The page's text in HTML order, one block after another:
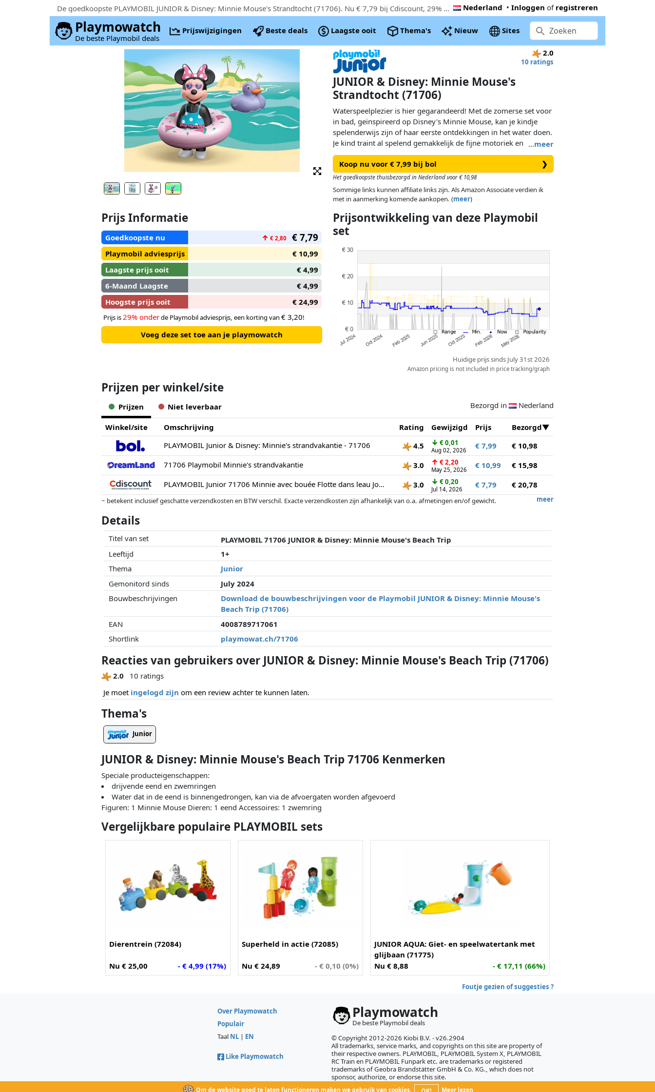
De goedkoopste PLAYMOBIL JUNIOR & Disney: Minnie Mouse's Strandtocht (71706). Nu € 7,79 bij Cdiscount, 29% onder de Playmobil adviesprijs Nederland • Inloggen of registreren
Playmowatch
De beste Playmobil deals
Prijswijzigingen Beste deals Laagste ooit Thema's Nieuw Sites
2.0
10 ratings
JUNIOR & Disney: Minnie Mouse's
Strandtocht (71706)
…meer
Waterspeelplezier is hier gegarandeerd! Met de zomerse set voor
in bad, geïnspireerd op Disney's Minnie Mouse, kan je kindje
spelenderwijs zijn of haar eerste ontdekkingen in het water doen.
Je kind traint al spelend gemakkelijk de fijne motoriek en
eventuele angst voor water zal in een mum van tijd verdwijnen.
Laat jouw kind samen met Minnie Mouse een zomerse badtrip
maken in de badkuip. Minnie springt snel in haar schattige
watermeloenzwemring en het plezier kan beginnen. Een
spelen. Wie kan beter duiken?
Koop nu voor € 7,99 bij bol ❯
Het goedkoopste thuisbezorgd in Nederland voor € 10,98
Sommige links kunnen affiliate links zijn. Als Amazon Associate verdien ik
met in aanmerking komende aankopen. (meer)
Prijs Informatie
Goedkoopste nu ↑ € 2,80 € 7,79
Playmobil adviesprijs
€ 10,99
Laagste prijs ooit
€ 4,99
6-Maand Laagste
€ 4,99
Hoogste prijs ooit
€ 24,99
Prijs is 29% onderde Playmobil adviesprijs, een korting van € 3,20!
Voeg deze set toe aan je playmowatch
Prijsontwikkeling van deze Playmobil
set
Huidige prijs sinds July 31st 2026
Amazon pricing is not included in price tracking/graph
Prijzen per winkel/site
Prijzen Niet leverbaar Bezorgd in Nederland
Winkel/site Omschrijving Rating Gewijzigd Prijs
Bezorgd
PLAYMOBIL Junior & Disney: Minnie's strandvakantie - 71706
4.5 ↓ € 0,01
Aug 02, 2026 € 7,99
€ 10,98
71706 Playmobil Minnie's strandvakantie
3.0 ↑ € 2,20
May 25, 2026 € 10,99
€ 15,98
PLAYMOBIL Junior 71706 Minnie avec bouée Flotte dans leau Jouet pour le bain Junior & Disney Dès 12 mois
3.0 ↓ € 0,20
Jul 14, 2026 € 7,79 € 20,78
meer
~ betekent inclusief geschatte verzendkosten en BTW verschil. Exacte verzendkosten zijn afhankelijk van o.a. afmetingen en/of gewicht.
geen enkele invoed op. Alleen bij gelijke prijzen kunnen historische prestaties de volgorde beïnvloeden.
Details
Titel van set
PLAYMOBIL 71706 JUNIOR & Disney: Minnie Mouse's Beach Trip
Leeftijd
1+
Thema
Junior
Gemonitord sinds
July 2024
Bouwbeschrijvingen
Download de bouwbeschrijvingen voor de Playmobil JUNIOR & Disney: Minnie Mouse's
Beach Trip (71706)
EAN
4008789717061
Shortlink
playmowat.ch/71706
Reacties van gebruikers over JUNIOR & Disney: Minnie Mouse's Beach Trip (71706)
2.0
10 ratings
Je moet ingelogd zijn om een review achter te kunnen laten.
Thema's
Junior
JUNIOR & Disney: Minnie Mouse's Beach Trip 71706 Kenmerken
Speciale producteigenschappen:
drijvende eend en zwemringen
Water dat in de eend is binnengedrongen, kan via de afvoergaten worden afgevoerd
Figuren: 1 Minnie Mouse Dieren: 1 eend Accessoires: 1 zwemring
Vergelijkbare populaire PLAYMOBIL sets
Dierentrein (72084)
Nu € 25,00 - € 4,99 (17%)
Superheld in actie (72085)
Nu € 24,89 - € 0,10 (0%)
JUNIOR AQUA: Giet- en speelwatertank met
glijbaan (71775)
Nu € 8,88
- € 17,11 (66%)
Foutje gezien of suggesties ?
Om de website goed te laten functioneren maken we gebruik van cookies. Meer lezen
Over Playmowatch
Populair
Taal NL | EN
Like Playmowatch
Playmowatch
De beste Playmobil deals
© Copyright 2012-2026 Kiobi B.V. - v26.2904
All trademarks, service marks, and copyrights on this site are property of
their respective owners. PLAYMOBIL, PLAYMOBIL System X, PLAYMOBIL
RC Train en PLAYMOBIL Funpark etc. are trademarks or registered
trademarks of Geobra Brandstätter GmbH & Co. KG., which does not
sponsor, authorize, or endorse this site.